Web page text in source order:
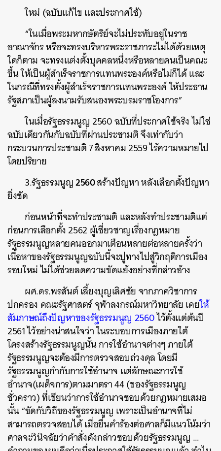
ใหม่ (ฉบับแก้ไข และประกาศใช้)
“ในเมื่อพระมหากษัตริย์จะไม่ประทับอยู่ในราช
อาณาจักรหรือจะทรงบริหารพระราชภาระไม่ได้ด้วยเหตุ
ใดก็ตามจะทรงแต่งตั้งบุคคลหนึ่งหรือหลายคนเป็นคณะ
ขึ้นให้เป็นผู้สำเร็จราชการแทนพระองค์หรือไม่ก็ได้และ
ในกรณีที่ทรงตั้งผู้สำเร็จราชการแทนพระองค์ให้ประธาน
รัฐสภาเป็นผู้ลงนามรับสนองพระบรมราชโองการ”
ในเมื่อรัฐธรรมนูญ 2560ฉบับที่ประกาศใช้จริงไม่ใช่
ฉบับเดียวกันกับฉบับที่ผ่านประชามติจึงเท่ากับว่า
กระบวนการประชามติ7สิงหาคม2559ไร้ความหมายไป
โดยปริยาย
3.รัฐธรรมนูญ2560สร้างปัญหาหลังเลือกตั้งปัญหา
ยิ่งชัด
ก่อนหน้าที่จะทำประชามติ และหลังทำประชามติแต่
ก่อนการเลือกตั้ง2562ผู้เชี่ยวชาญเรื่องกฎหมาย
รัฐธรรมนูญหลายคนออกมาเตือนหลายต่อหลายครั้งว่า
เนื้อหาของรัฐธรรมนูญฉบับนี้จะปูทางไปสู่วิกฤติการเมือง
รอบใหม่ไม่ได้ช่วยลดความขัดแย้งอย่างที่กล่าวอ้าง
ผศ.ดร.พรสันต์เลี้ยงบุญเลิศชัยจากภาควิชาการ
ปกครอง คณะรัฐศาสตร์จุฬาลงกรณ์มหาวิทยาลัยเคยให้
สัมภาษณ์ถึงปัญหาของรัฐธรรมนูญ 2560ไว้ตั้งแต่ต้นปี
2561ไว้อย่างน่าสนใจว่าในระบอบการเมืองภายใต้
โครงสร้างรัฐธรรมนูญนั้นการใช้อำนาจต่างๆภายใต้
รัฐธรรมนูญจะต้องมีการตรวจสอบถ่วงดุลโดยมี
รัฐธรรมนูญกำกับการใช้อำนาจ แต่ลักษณะการใช้
อำนาจ(เผด็จการ)ตามมาตรา44 (ของรัฐธรรมนูญ
ชั่วคราว)ที่เขียนว่าการใช้อำนาจชอบด้วยกฎหมายเสมอ
นั้น“ขัดกับวิถีของรัฐธรรมนูญ เพราะเป็นอำนาจที่ไม่
สามารถตรวจสอบได้เมื่อยื่นคำร้องต่อศาลก็มีแนวโน้มว่า
ศาลจะวินิจฉัยว่าคำสั่งดังกล่าวชอบด้วยรัฐธรรมนูญ …